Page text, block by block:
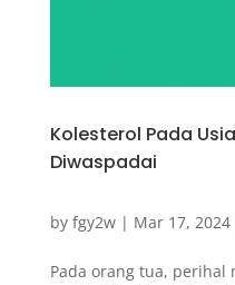
Kolesterol Pada
Diwaspadai
by fgy2w| Mar 17, 2024
Pada orang tua, perihal